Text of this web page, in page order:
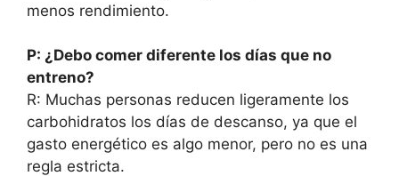
menos rendimiento.
P: ¿Debo comer diferente los días que no
entreno?
R: Muchas personas reducen ligeramente los
carbohidratos los días de descanso, ya que el
gasto energético es algo menor, pero no es una
regla estricta.